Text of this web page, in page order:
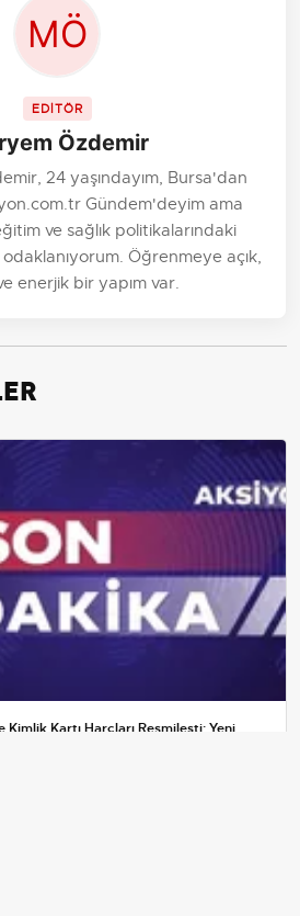
EDİTÖR
Özdemir
24 yaşındayım, Bursa'dan
Gündem'deyim ama
ve sağlık politikalarındaki
Öğrenmeye açık,
enerjik bir yapım var.
Kartı Harçları Resmileşti: Yeni